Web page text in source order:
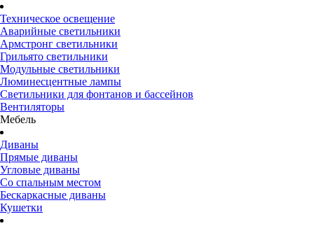
Техническое освещение
Аварийные светильники
Армстронг светильники
Грильято светильники
Модульные светильники
Люминесцентные лампы
Светильники для фонтанов и бассейнов
Вентиляторы
Мебель
Диваны
Прямые диваны
Угловые диваны
Со спальным местом
Бескаркасные диваны
Кушетки